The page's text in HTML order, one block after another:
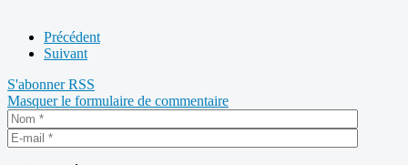
Précédent
Suivant
S'abonnerRSS
Masquer le formulaire de commentaire